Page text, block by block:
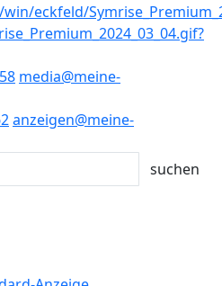
media@meine-
anzeigen@meine-